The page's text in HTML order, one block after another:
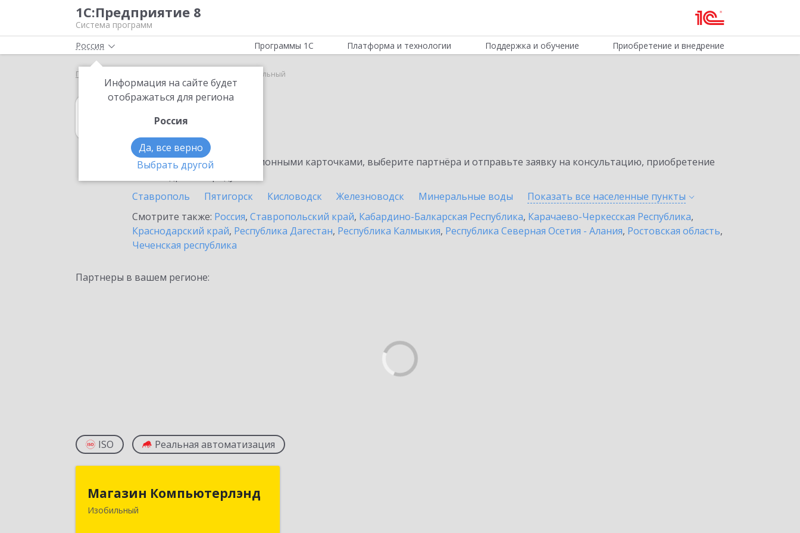
1С:Предприятие 8
Система программ
Россия
Информация на сайте будет
отображаться для региона
Россия
Да, все верно
Выбрать другой
Программы 1С Платформа и технологии Поддержка и обучение Приобретение и внедрение
Главная Изобильный
1С:Гаражи
в Изобильном
Ознакомьтесь с информационными карточками, выберите партнёра и отправьте заявку на консультацию, приобретение
Ставрополь
Пятигорск Кисловодск Железноводск Минеральные воды Показать все населенные пункты
Смотрите также: Россия, Ставропольский край, Кабардино-Балкарская Республика, Карачаево-Черкесская Республика,
Краснодарский край, Республика Дагестан, Республика Калмыкия, Республика Северная Осетия - Алания, Ростовская область,
Чеченская республика
Партнеры в вашем регионе:
ISO Реальная автоматизация
Магазин Компьютерлэнд
Изобильный356140, Ставропольский край,